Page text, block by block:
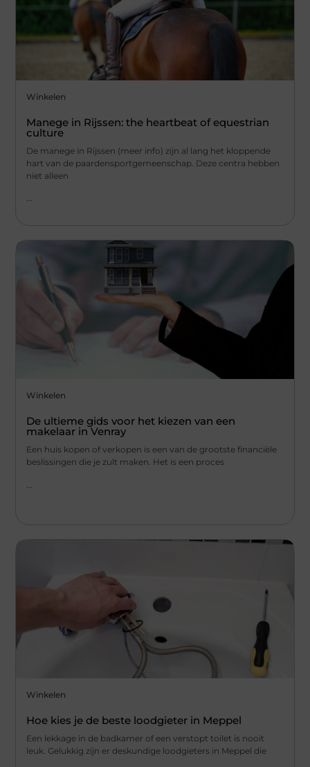
Winkelen
Manege in Rijssen: the heartbeat of equestrian
culture
De manege in Rijssen (meer info) zijn al lang het kloppende
hart van de paardensportgemeenschap. Deze centra hebben
niet alleen
...
Winkelen
De ultieme gids voor het kiezen van een
makelaar in Venray
Een huis kopen of verkopen is een van de grootste financiële
beslissingen die je zult maken. Het is een proces
Winkelen
Hoe kies je de beste loodgieter in Meppel
Een lekkage in de badkamer of een verstopt toilet is nooit
leuk. Gelukkig zijn er deskundige loodgieters in Meppel die